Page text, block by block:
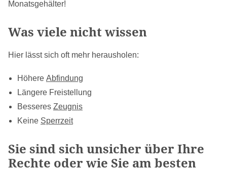
Monatsgehälter!
Was viele nicht wissen
Hier lässt sich oft mehr herausholen:
Höhere Abfindung
Längere Freistellung
Besseres Zeugnis
Keine Sperrzeit
Sie sind sich unsicher über Ihre
Rechte oder wie Sie am besten